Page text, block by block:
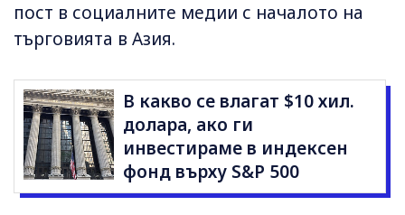
пост в социалните медии с началото на
търговията в Азия.
В какво се влагат $10 хил.
долара, ако ги
инвестираме в индексен
фонд върху S&P 500